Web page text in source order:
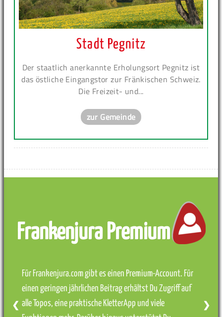
Stadt Pegnitz
Der staatlich anerkannte Erholungsort Pegnitz ist
das östliche Eingangstor zur Fränkischen Schweiz.
Die Freizeit- und...
zur Gemeinde
Frankenjura Premium
Für Frankenjura.com gibt es einen Premium-Account. Für
einen geringen jährlichen Beitrag erhältst Du Zugriff auf
alle Topos, eine praktische KletterApp und viele
❮ ❯